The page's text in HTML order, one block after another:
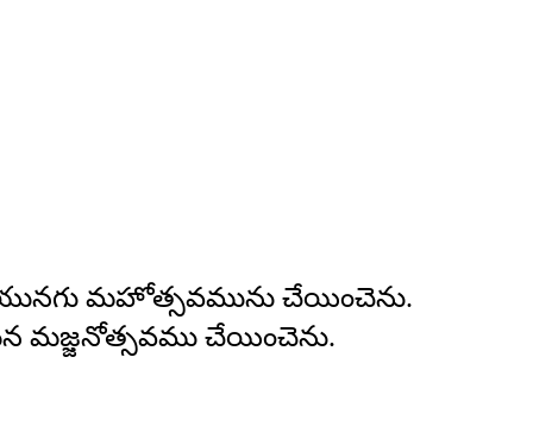
మహోత్సవమును చేయించెను.
మజ్జనోత్సవము చేయించెను.